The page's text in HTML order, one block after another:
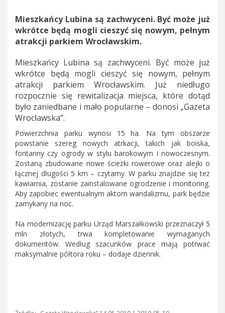
Mieszkańcy Lubina są zachwyceni. Być może już
wkrótce będą mogli cieszyć się nowym, pełnym
atrakcji parkiem Wrocławskim.
Mieszkańcy Lubina są zachwyceni. Być może już
wkrótce będą mogli cieszyć się nowym, pełnym
atrakcji parkiem Wrocławskim. Już niedługo
rozpocznie się rewitalizacja miejsca, które dotąd
było zaniedbane i mało popularne – donosi „Gazeta
Wrocławska”.
Powierzchnia parku wynosi 15 ha. Na tym obszarze
powstanie szereg nowych atrkacji, takich jak boiska,
fontanny czy ogrody w stylu barokowym i nowoczesnym.
Zostaną zbudowane nowe ścieżki rowerowe oraz alejki o
łącznej długości 5 km – czytamy. W parku znajdzie się też
kawiarnia, zostanie zainstalowane ogrodzenie i monitoring.
Aby zapobiec ewentualnym aktom wandalizmu, park będzie
zamykany na noc.
Na modernizację parku Urząd Marszałkowski przeznaczył 5
mln złotych, trwa kompletowanie wymaganych
dokumentów. Według szacunków prace mają potrwać
maksymalnie półtora roku – dodaje dziennik.